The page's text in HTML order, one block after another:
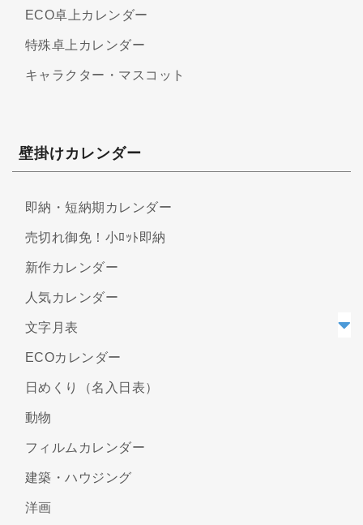
ECO卓上カレンダー
特殊卓上カレンダー
キャラクター・マスコット
壁掛けカレンダー
即納・短納期カレンダー
売切れ御免！小ﾛｯﾄ即納
新作カレンダー
人気カレンダー
文字月表
ECOカレンダー
日めくり（名入日表）
動物
フィルムカレンダー
建築・ハウジング
洋画